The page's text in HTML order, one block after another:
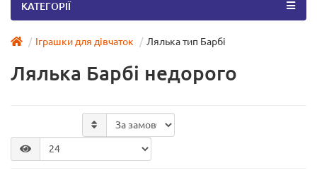
КАТЕГОРІЇ
Іграшки для дівчаток Лялька тип Барбі
Лялька Барбі недорого